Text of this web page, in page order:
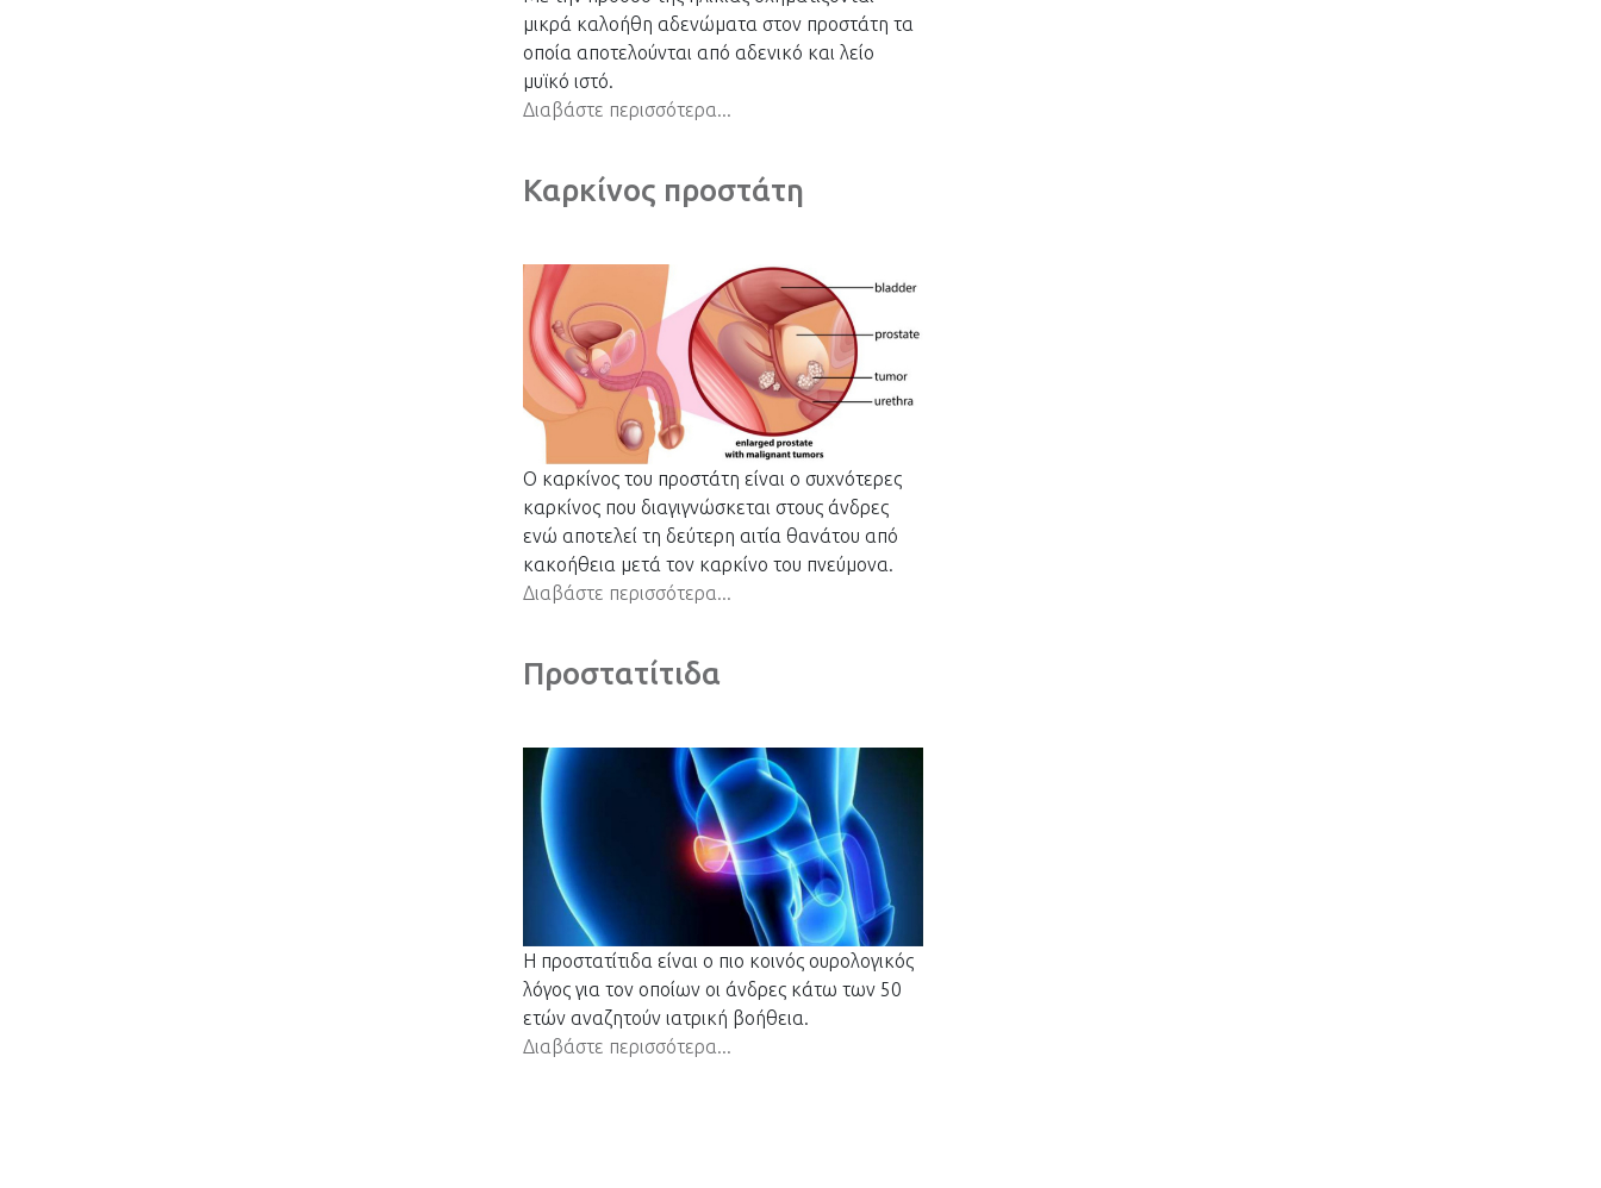
μικρά καλοήθη αδενώματα στον προστάτη τα
οποία αποτελούνται από αδενικό και λείο
μυϊκό ιστό.
Διαβάστε περισσότερα...
Καρκίνος προστάτη
Ο καρκίνος του προστάτη είναι ο συχνότερες
καρκίνος που διαγιγνώσκεται στους άνδρες
ενώ αποτελεί τη δεύτερη αιτία θανάτου από
κακοήθεια μετά τον καρκίνο του πνεύμονα.
Διαβάστε περισσότερα...
Προστατίτιδα
Η προστατίτιδα είναι ο πιο κοινός ουρολογικός
λόγος για τον οποίων οι άνδρες κάτω των 50
ετών αναζητούν ιατρική βοήθεια.
Διαβάστε περισσότερα...